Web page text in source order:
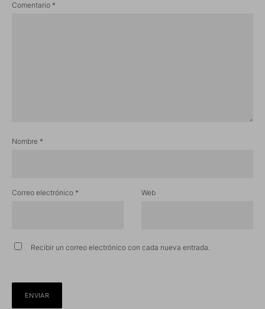
Comentario *
Nombre *
Correo electrónico * Web
Recibir un correo electrónico con cada nueva entrada.